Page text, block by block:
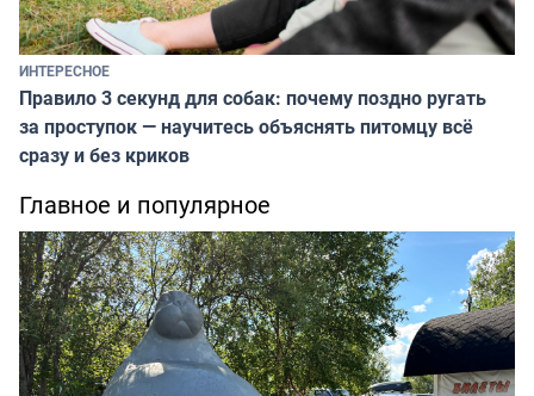
ИНТЕРЕСНОЕ
Правило 3 секунд для собак: почему поздно ругать
за проступок — научитесь объяснять питомцу всё
сразу и без криков
Главное и популярное